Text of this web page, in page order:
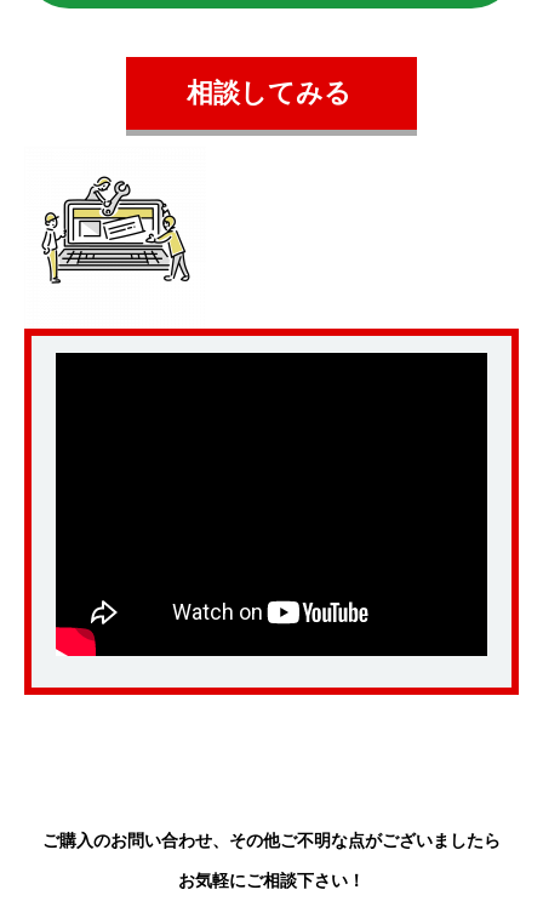
相談してみる
ご購入のお問い合わせ、 その他ご不明な点がございましたら
お気軽にご相談下さい！